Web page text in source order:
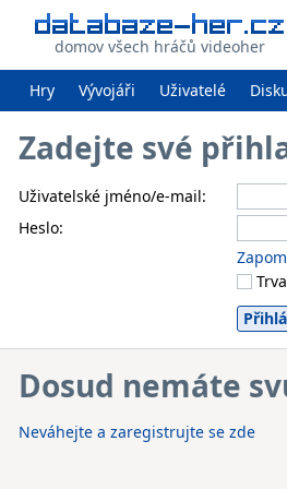
domov všech hráčů videoher
Hry Vývojáři Uživatelé
Zadejte své
Uživatelské jméno/e-mail:
Heslo:
Dosud nemáte
Neváhejte a zaregistrujte se zde